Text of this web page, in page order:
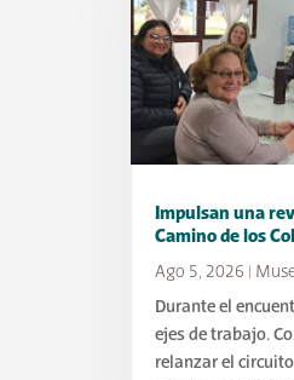
Impulsan una
Camino de los
Ago 5, 2026
Durante el
ejes de trabajo.
relanzar el